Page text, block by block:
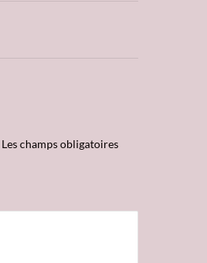
Les champs obligatoires